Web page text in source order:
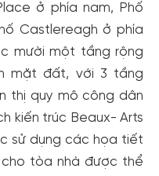
ở phía nam, Phố
Castlereagh ở phía
mười một tầng rộng
mặt đất, với 3 tầng
thị quy mô công dân
kiến trúc Beaux- Arts
sử dụng các họa tiết
tòa nhà được thể